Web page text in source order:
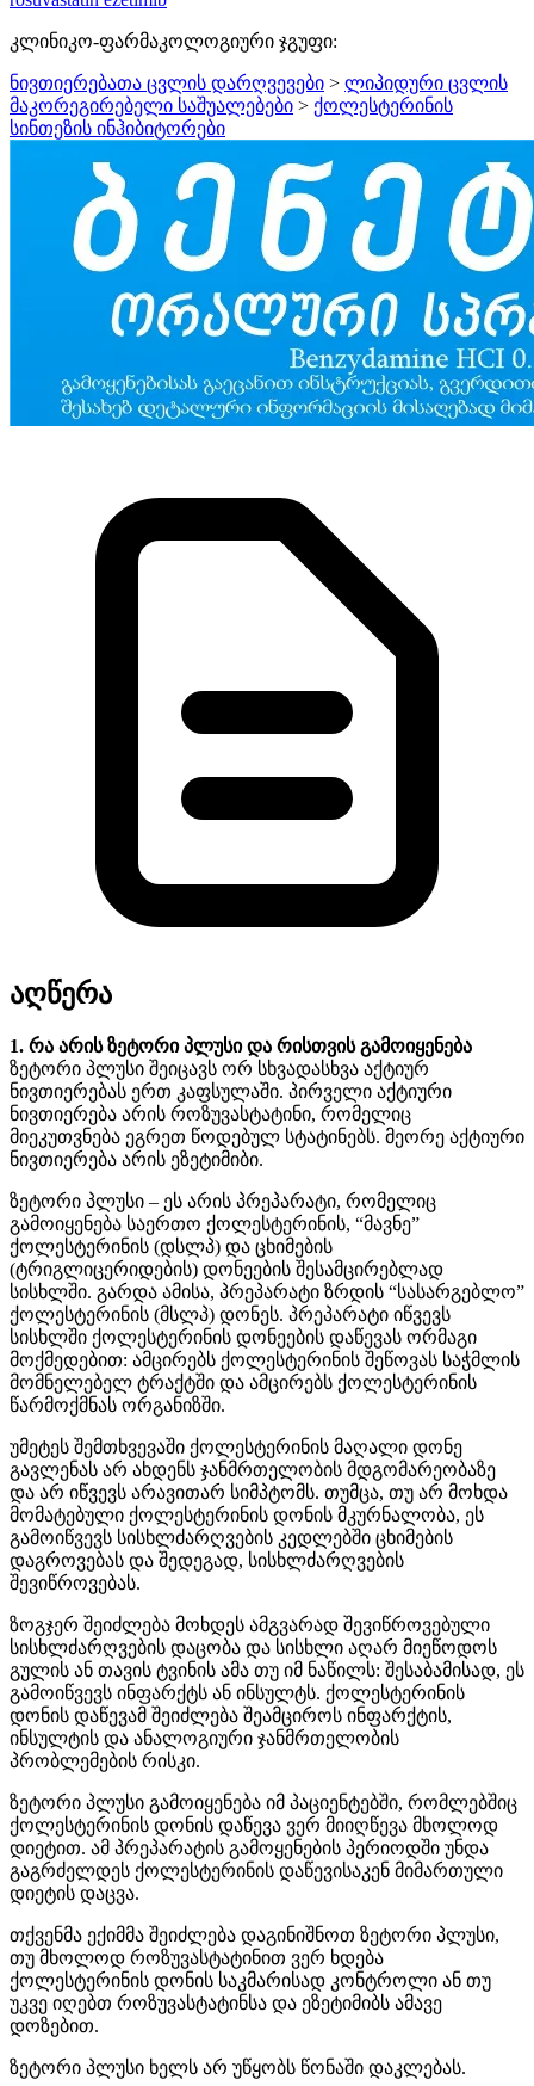
კლინიკო-ფარმაკოლოგიური ჯგუფი:
ნივთიერებათა ცვლის დარღვევები > ლიპიდური ცვლის
მაკორეგირებელი საშუალებები > ქოლესტერინის
სინთეზის ინჰიბიტორები
აღწერა
1. რა არის ზეტორი პლუსი და რისთვის გამოიყენება
ზეტორი პლუსი შეიცავს ორ სხვადასხვა აქტიურ
ნივთიერებას ერთ კაფსულაში. პირველი აქტიური
ნივთიერება არის როზუვასტატინი, რომელიც
მიეკუთვნება ეგრეთ წოდებულ სტატინებს. მეორე აქტიური
ნივთიერება არის ეზეტიმიბი.
ზეტორი პლუსი – ეს არის პრეპარატი, რომელიც
გამოიყენება საერთო ქოლესტერინის, “მავნე”
ქოლესტერინის (დსლპ) და ცხიმების
(ტრიგლიცერიდების) დონეების შესამცირებლად
სისხლში. გარდა ამისა, პრეპარატი ზრდის “სასარგებლო”
ქოლესტერინის (მსლპ) დონეს. პრეპარატი იწვევს
სისხლში ქოლესტერინის დონეების დაწევას ორმაგი
მოქმედებით: ამცირებს ქოლესტერინის შეწოვას საჭმლის
მომნელებელ ტრაქტში და ამცირებს ქოლესტერინის
წარმოქმნას ორგანიზში.
უმეტეს შემთხვევაში ქოლესტერინის მაღალი დონე
გავლენას არ ახდენს ჯანმრთელობის მდგომარეობაზე
და არ იწვევს არავითარ სიმპტომს. თუმცა, თუ არ მოხდა
მომატებული ქოლესტერინის დონის მკურნალობა, ეს
გამოიწვევს სისხლძარღვების კედლებში ცხიმების
დაგროვებას და შედეგად, სისხლძარღვების
შევიწროვებას.
ზოგჯერ შეიძლება მოხდეს ამგვარად შევიწროვებული
სისხლძარღვების დაცობა და სისხლი აღარ მიეწოდოს
გულის ან თავის ტვინის ამა თუ იმ ნაწილს: შესაბამისად, ეს
გამოიწვევს ინფარქტს ან ინსულტს. ქოლესტერინის
დონის დაწევამ შეიძლება შეამციროს ინფარქტის,
ინსულტის და ანალოგიური ჯანმრთელობის
პრობლემების რისკი.
ზეტორი პლუსი გამოიყენება იმ პაციენტებში, რომლებშიც
ქოლესტერინის დონის დაწევა ვერ მიიღწევა მხოლოდ
დიეტით. ამ პრეპარატის გამოყენების პერიოდში უნდა
გაგრძელდეს ქოლესტერინის დაწევისაკენ მიმართული
დიეტის დაცვა.
თქვენმა ექიმმა შეიძლება დაგინიშნოთ ზეტორი პლუსი,
თუ მხოლოდ როზუვასტატინით ვერ ხდება
ქოლესტერინის დონის საკმარისად კონტროლი ან თუ
უკვე იღებთ როზუვასტატინსა და ეზეტიმიბს ამავე
დოზებით.
ზეტორი პლუსი ხელს არ უწყობს წონაში დაკლებას.